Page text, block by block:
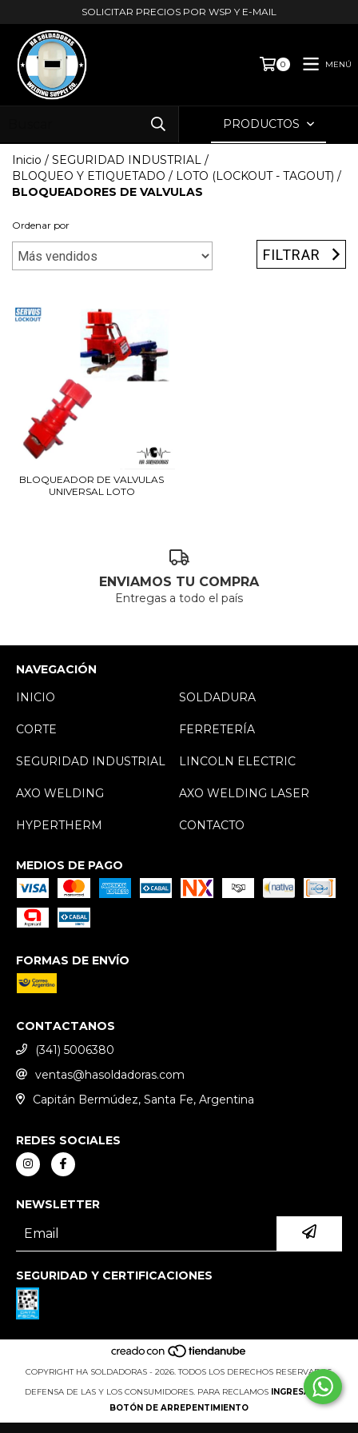
SOLICITAR PRECIOS POR WSP Y E-MAIL
0 MENÚ
PRODUCTOS
Inicio / SEGURIDAD INDUSTRIAL /
BLOQUEO Y ETIQUETADO / LOTO (LOCKOUT - TAGOUT) /
BLOQUEADORES DE VALVULAS
Ordenar por
FILTRAR
BLOQUEADOR DE VALVULAS
UNIVERSAL LOTO
ENVIAMOS TU COMPRA
Entregas a todo el país
NAVEGACIÓN
INICIO
SOLDADURA
CORTE FERRETERÍA
SEGURIDAD INDUSTRIAL LINCOLN ELECTRIC
AXO WELDING AXO WELDING LASER
HYPERTHERM CONTACTO
MEDIOS DE PAGO
FORMAS DE ENVÍO
CONTACTANOS
(341) 5006380
ventas@hasoldadoras.com
Capitán Bermúdez, Santa Fe, Argentina
REDES SOCIALES
NEWSLETTER
SEGURIDAD Y CERTIFICACIONES
COPYRIGHT HA SOLDADORAS - 2026. TODOS LOS DERECHOS RESERVADOS.
DEFENSA DE LAS Y LOS CONSUMIDORES. PARA RECLAMOS
INGRESÁ ACÁ.
BOTÓN DE ARREPENTIMIENTO